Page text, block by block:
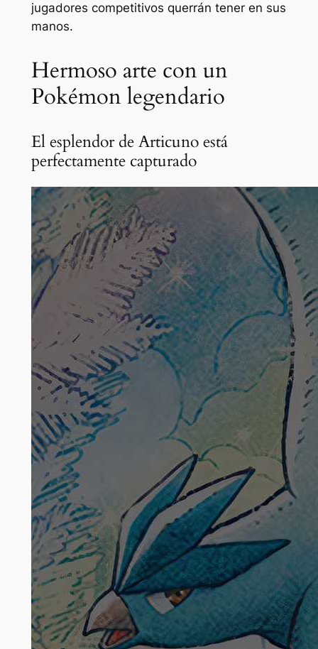
jugadores competitivos querrán tener en sus
manos.
Hermoso arte con un
Pokémon legendario
El esplendor de Articuno está
perfectamente capturado